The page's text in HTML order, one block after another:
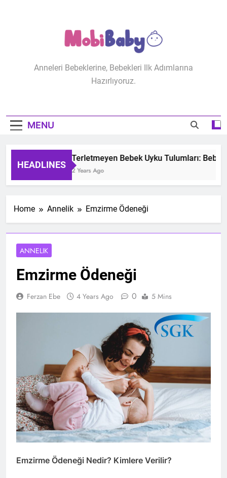
MobiBaby
Anneleri Bebeklerine, Bebekleri Ilk Adımlarına
Hazırlıyoruz.
MENU
HEADLINES
Terletmeyen Bebek Uyku Tulumları:
2 Years Ago
Home Annelik Emzirme Ödeneği
ANNELIK
Emzirme Ödeneği
Ferzan Ebe 4 Years Ago 0 5 Mins
Emzirme Ödeneği Nedir? Kimlere Verilir?